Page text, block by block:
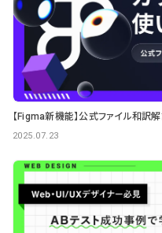
【Figma新機能】公式ファイル和訳
2025.07.23